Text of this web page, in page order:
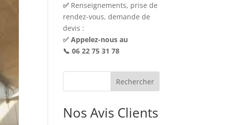
✅ Renseignements, prise de
rendez-vous, demande de
devis :
✅ Appelez-nous au
📞06 22 75 31 78
Nos Avis Clients